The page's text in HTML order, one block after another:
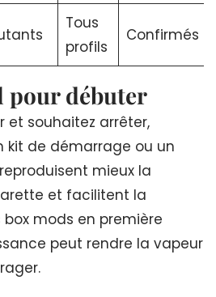
Tous
profils
Confirmés
pour débuter
et souhaitez arrêter,
kit de démarrage ou un
mieux la
et facilitent la
box mods en première
peut rendre la vapeur